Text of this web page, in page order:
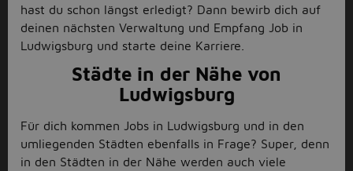
hast du schon längst erledigt? Dann bewirb dich auf
deinen nächsten Verwaltung und Empfang Job in
Ludwigsburg und starte deine Karriere.
Städte in der Nähe von
Ludwigsburg
Für dich kommen Jobs in Ludwigsburg und in den
umliegenden Städten ebenfalls in Frage? Super, denn
in den Städten in der Nähe werden auch viele